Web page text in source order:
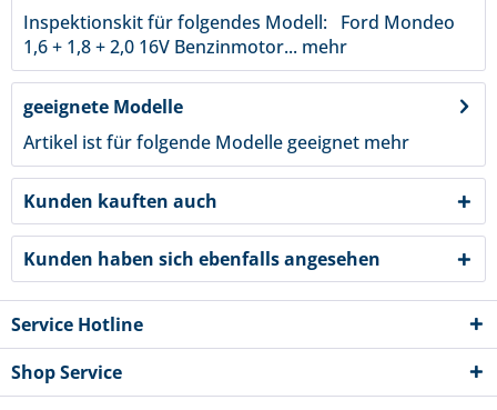
Inspektionskit für folgendes Modell: Ford Mondeo
1,6 + 1,8 + 2,0 16V Benzinmotor... mehr
geeignete Modelle
Artikel ist für folgende Modelle geeignet mehr
Kunden kauften auch
Kunden haben sich ebenfalls angesehen
Service Hotline
Shop Service